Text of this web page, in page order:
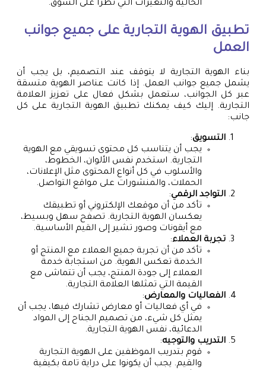
الحالية والتغيرات التي تطرأ على السوق.
تطبيق الهوية التجارية على جميع جوانب
العمل
بناء الهوية التجارية لا يتوقف عند التصميم، بل يجب أن
يشمل جميع جوانب العمل. إذا كانت عناصر الهوية متسقة
عبر كل الجوانب، ستعمل بشكل فعال على تعزيز العلامة
التجارية. إليك كيف يمكنك تطبيق الهوية التجارية على كل
جانب:
التسويق:
يجب أن يتناسب كل محتوى تسويقي مع الهوية
التجارية. استخدم نفس الألوان، الخطوط،
والأسلوب في كل أنواع المحتوى مثل الإعلانات،
الحملات، والمنشورات على مواقع التواصل.
التواجد الرقمي:
تأكد من أن موقعك الإلكتروني أو تطبيقك
يعكسان الهوية التجارية. تصفح سهل وبسيط،
مع أيقونات وصور تشير إلى القيم الأساسية.
تجربة العملاء:
تأكد من أن تجربة جميع العملاء مع المنتج أو
الخدمة تعكس الهوية. من استجابة خدمة
العملاء إلى جودة المنتج، يجب أن تتماشى مع
القيمة التي تمثلها العلامة التجارية.
الفعاليات والمعارض:
في أي فعاليات أو معارض تشارك فيها، يجب أن
يمثل كل شيء، من تصميم الجناح إلى المواد
الدعائية، نفس الهوية التجارية.
التدريب والتوجيه:
قوم بتدريب الموظفين على الهوية التجارية
والقيم. يجب أن يكونوا على دراية تامة بكيفية